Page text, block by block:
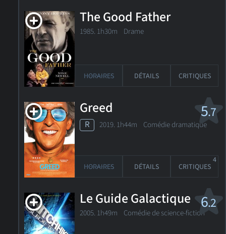
The Good Father
1985. 1h30m Drame
HORAIRES DÉTAILS CRITIQUES
5.7
Greed
R 2019. 1h44m Comédie dramatique
HORAIRES DÉTAILS CRITIQUES
4
6.2
Le Guide Galactique
2005. 1h49m Comédie de science-fiction